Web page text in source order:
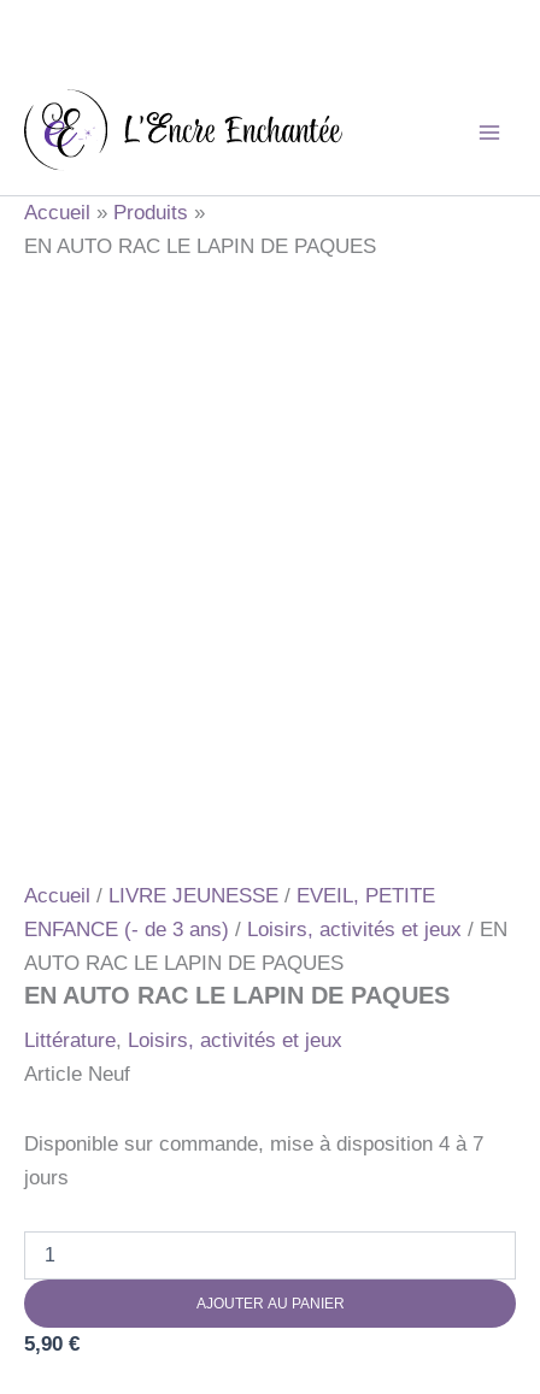
contenu
Accueil
Produits
EN AUTO RAC LE LAPIN DE PAQUES
Accueil / LIVRE JEUNESSE / EVEIL, PETITE
ENFANCE (- de 3 ans) / Loisirs, activités et jeux / EN
AUTO RAC LE LAPIN DE PAQUES
EN AUTO RAC LE LAPIN DE PAQUES
Littérature, Loisirs, activités et jeux
Article Neuf
Disponible sur commande, mise à disposition 4 à 7
jours
EN
AUTO
RAC
AJOUTER AU PANIER
5,90 €